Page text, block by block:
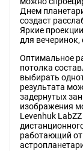
Днем
создаст
Яркие
для
Оптимальное
потолка
выбирать
результата
задернутых
изображения
Levenhuk
работающий от